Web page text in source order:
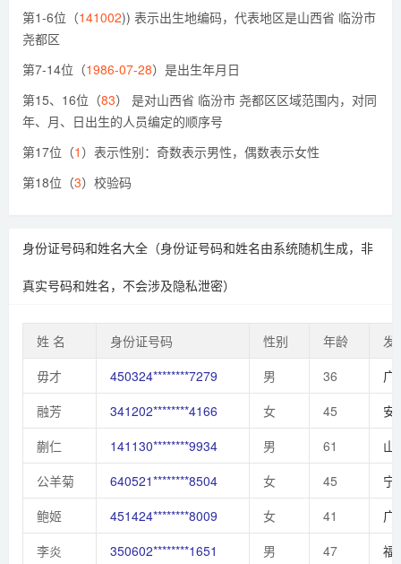
第1-6位（141002)) 表示出生地编码，代表地区是山西省 临汾市
尧都区
第7-14位（1986-07-28）是出生年月日
第15、16位（83） 是对山西省 临汾市 尧都区区域范围内，对同
年、月、日出生的人员编定的顺序号
第17位（1 ）表示性别：奇数表示男性，偶数表示女性
第18位（3）校验码
身份证号码和姓名大全（身份证号码和姓名由系统随机生成，非
真实号码和姓名，不会涉及隐私泄密）
姓 名 身份证号码 性别 年龄
发
毋才
450324********7279 男 36
广
融芳
341202********4166 女 45
安
蒯仁
141130********9934 男 61
山
公羊菊
640521********8504 女 45
宁
鲍姬
451424********8009 女 41
广
李炎
350602********1651 男 47
福